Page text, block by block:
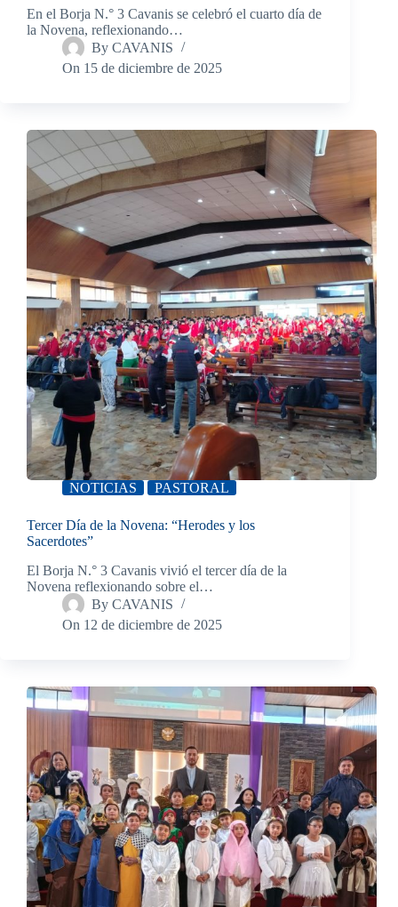
En el Borja N.° 3 Cavanis se celebró el cuarto día de
la Novena, reflexionando…
By CAVANIS
On 15 de diciembre de 2025
NOTICIAS PASTORAL
Tercer Día de la Novena: “Herodes y los
Sacerdotes”
El Borja N.° 3 Cavanis vivió el tercer día de la
Novena reflexionando sobre el…
By CAVANIS
On 12 de diciembre de 2025